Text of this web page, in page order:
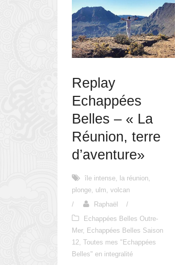
Replay
Echappées
Belles – « La
Réunion, terre
d’aventure»
île intense, la réunion,
plonge, ulm, volcan
/
Raphaël
/
Echappées Belles Outre-
Mer, Echappées Belles Saison
12, Toutes mes "Echappées
Belles" en integralité